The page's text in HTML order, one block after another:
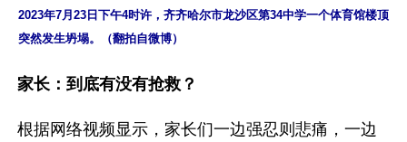
2023年7月23日下午4时许，齐齐哈尔市龙沙区第34中学一个体育馆楼顶
突然发生坍塌。（翻拍自微博）
家长：到底有没有抢救？
根据网络视频显示，家长们一边强忍则悲痛，一边